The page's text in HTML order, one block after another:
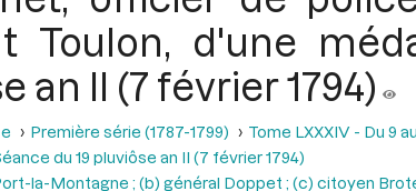
Toulon, d'une
an II (7 février 1794)
Première série (1787-1799)
Tome LXXXIV - Du 9
du 19 pluviôse an II (7 février 1794)
la-Montagne ; (b) général Doppet ; (c) citoyen